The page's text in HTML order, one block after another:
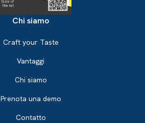
Chi siamo
Craft your Taste
Vantaggi
Chi siamo
Prenota una demo
Contatto